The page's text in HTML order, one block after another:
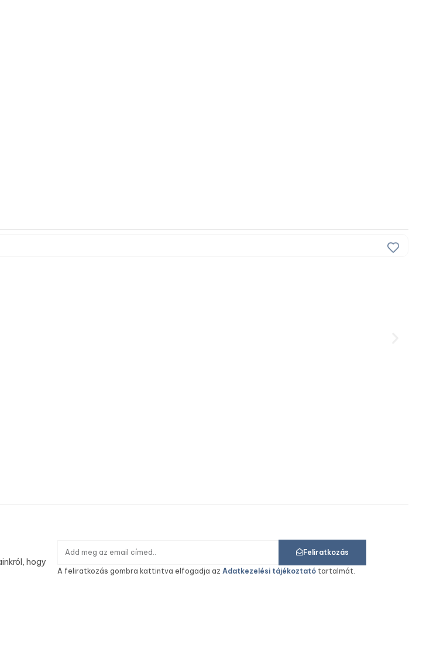
hogy
Feliratkozás
A feliratkozás gombra kattintva elfogadja az Adatkezelési tájékoztató tartalmát.